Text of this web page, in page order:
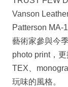
Vanson
Patterson MA-
藝術家參與今
photo print，
TEX、
玩味的風格。